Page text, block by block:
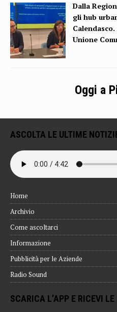
Dalla
gli hub
Unione
Oggi a
ASCOLTA LE ULTIME
Home
Archivio
Come ascoltarci
Informazione
Pubblicità per le Aziende
Radio Sound
SCARICA L’APP E RICEVI